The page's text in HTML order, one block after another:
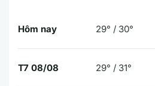
Hôm nay 29° / 30°
T7 08/08 29° / 31°